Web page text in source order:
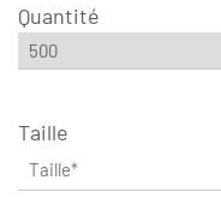
Quantité
Taille